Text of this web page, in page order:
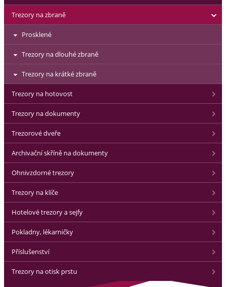
Trezory na zbraně
Prosklené
Trezory na dlouhé zbraně
Trezory na krátké zbraně
Trezory na hotovost
Trezory na dokumenty
Trezorové dveře
Archivační skříně na dokumenty
Ohnivzdorné trezory
Trezory na klíče
Hotelové trezory a sejfy
Pokladny, lékarničky
Příslušenství
Trezory na otisk prstu